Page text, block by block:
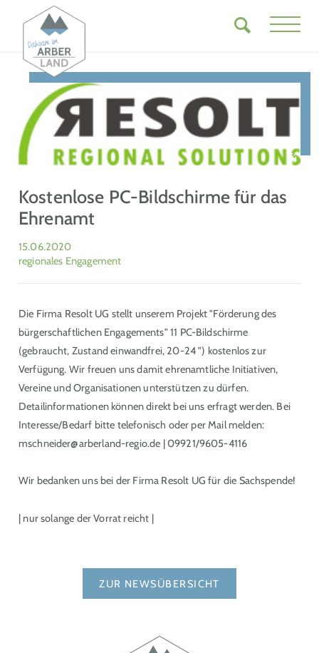
Kostenlose PC-Bildschirme für das
Ehrenamt
15.06.2020
regionales Engagement
Die Firma Resolt UG stellt unserem Projekt "Förderung des
bürgerschaftlichen Engagements" 11 PC-Bildschirme
(gebraucht, Zustand einwandfrei, 20-24 ") kostenlos zur
Verfügung. Wir freuen uns damit ehrenamtliche Initiativen,
Vereine und Organisationen unterstützen zu dürfen.
Detailinformationen können direkt bei uns erfragt werden. Bei
Interesse/Bedarf bitte telefonisch oder per Mail melden:
mschneider@arberland-regio.de | 09921/9605-4116
Wir bedanken uns bei der Firma Resolt UG für die Sachspende!
| nur solange der Vorrat reicht |
ZUR NEWSÜBERSICHT